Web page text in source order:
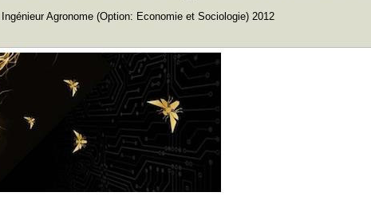
Agronome (Option: Economie et Sociologie) 2012